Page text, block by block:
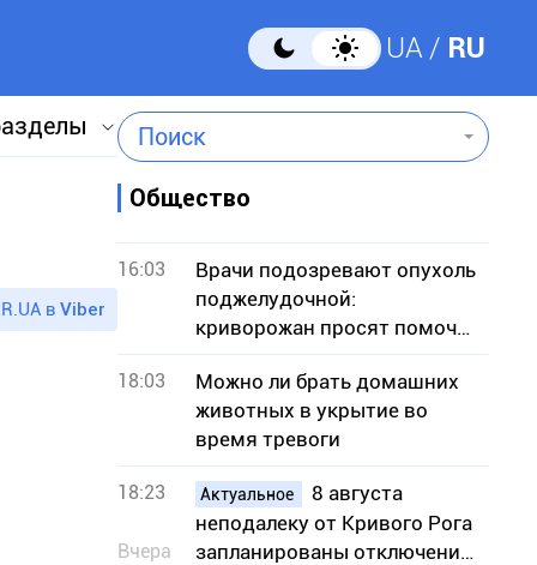
UA RU
Поиск
в Viber
Общество
16:03
Врачи подозревают опухоль
поджелудочной:
криворожан просят помочь
собрать средства на
операцию
18:03
Можно ли брать домашних
животных в укрытие во
время тревоги
18:23
Вчера
Актуальное
8 августа
неподалеку от Кривого Рога
запланированы отключения